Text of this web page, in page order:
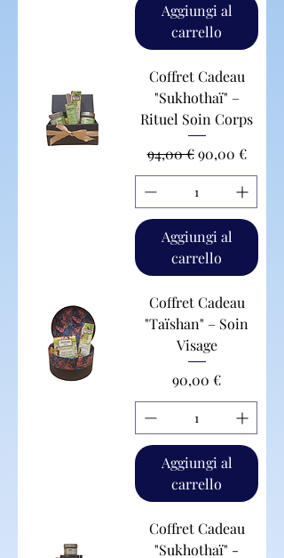
Aggiungi al
carrello
Coffret Cadeau
"Sukhothaï" –
Rituel Soin Corps
Prezzo regolare
94,00 € Prezzo
90,00 €
Aggiungi al
carrello
Coffret Cadeau
"Taïshan" – Soin
Visage
Prezzo
90,00 €
Aggiungi al
carrello
Coffret Cadeau
"Sukhothaï" -